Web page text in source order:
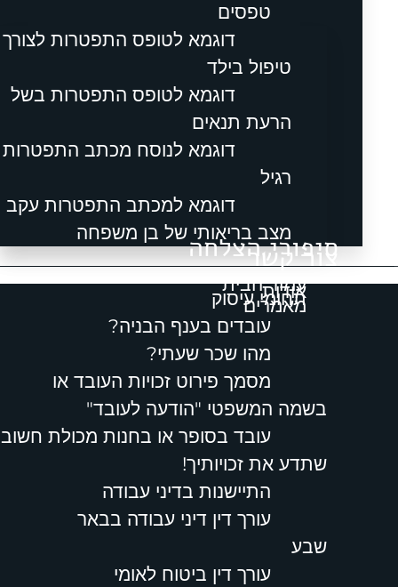
טפסים
דוגמא לטופס התפטרות לצורך
טיפול בילד
דוגמא לטופס התפטרות בשל
הרעת תנאים
דוגמא לנוסח מכתב התפטרות
רגיל
דוגמא למכתב התפטרות עקב
מצב בריאותי של בן משפחה
סיפורי הצלחה
צור קשר
עמוד הבית
אודות
תחומי עיסוק
מאמרים
עובדים בענף הבניה?
מהו שכר שעתי?
מסמך פירוט זכויות העובד או
בשמה המשפטי "הודעה לעובד"
עובד בסופר או בחנות מכולת חשוב
שתדע את זכויותיך!
התיישנות בדיני עבודה
עורך דין דיני עבודה בבאר
שבע
עורך דין ביטוח לאומי